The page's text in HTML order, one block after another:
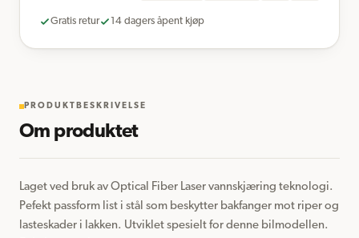
Gratis retur 14 dagers åpent kjøp
PRODUKTBESKRIVELSE
Om produktet
Laget ved bruk av Optical Fiber Laser vannskjæring teknologi.
Pefekt passform list i stål som beskytter bakfanger mot riper og
lasteskader i lakken. Utviklet spesielt for denne bilmodellen.